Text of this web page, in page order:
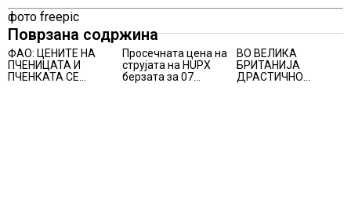
фото freepic
Поврзана содржина
ФАО: ЦЕНИТЕ НА
ПЧЕНИЦАТА И
ПЧЕНКАТА СЕ
Просечната цена на
струјата на HUPX
берзата за 07
ВО ВЕЛИКА
БРИТАНИЈА
ДРАСТИЧНО